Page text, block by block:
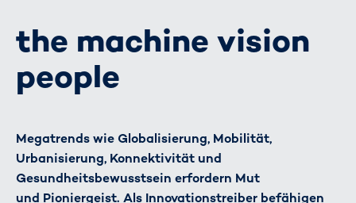
the machine vision
people
Megatrends wie Globalisierung, Mobilität,
Urbanisierung, Konnektivität und
Gesundheitsbewusstsein erfordern Mut
und Pioniergeist. Als Innovationstreiber befähigen